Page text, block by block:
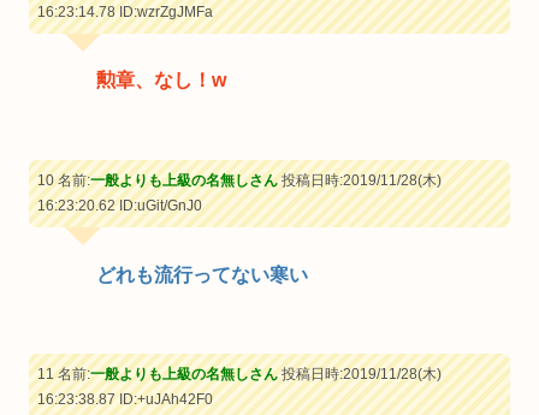
16:23:14.78ID:wzrZgJMFa
勲章、なし！w
10 名前:一般よりも上級の名無しさん投稿日時:2019/11/28(木)
16:23:20.62ID:uGit/GnJ0
どれも流行ってない寒い
11 名前:一般よりも上級の名無しさん投稿日時:2019/11/28(木)
16:23:38.87ID:+uJAh42F0